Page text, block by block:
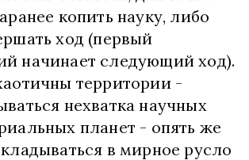
копить науку, либо
ход (первый
начинает следующий ход).
территории -
нехватка научных
планет - опять же
в мирное русло